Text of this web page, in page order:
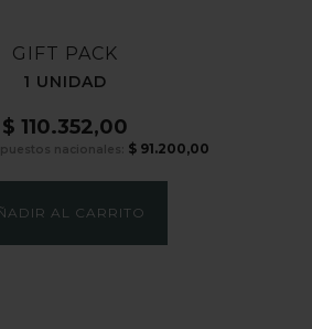
GIFT PACK
1 UNIDAD
$ 110.352,00
nacionales: $ 91.200,00
AL CARRITO